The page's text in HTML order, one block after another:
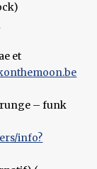
et
– funk
info?